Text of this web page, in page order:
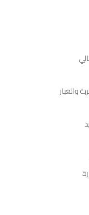
والغبار